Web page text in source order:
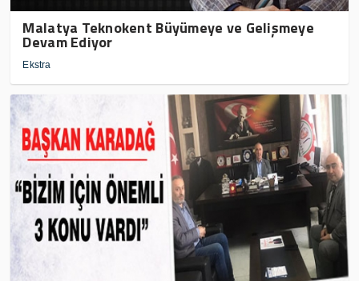
Malatya Teknokent Büyümeye ve Gelişmeye
Devam Ediyor
Ekstra